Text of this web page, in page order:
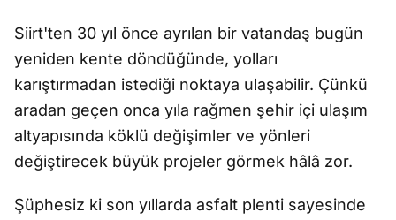
Siirt'ten 30 yıl önce ayrılan bir vatandaş bugün
yeniden kente döndüğünde, yolları
karıştırmadan istediği noktaya ulaşabilir. Çünkü
aradan geçen onca yıla rağmen şehir içi ulaşım
altyapısında köklü değişimler ve yönleri
değiştirecek büyük projeler görmek hâlâ zor.
Şüphesiz ki son yıllarda asfalt plenti sayesinde